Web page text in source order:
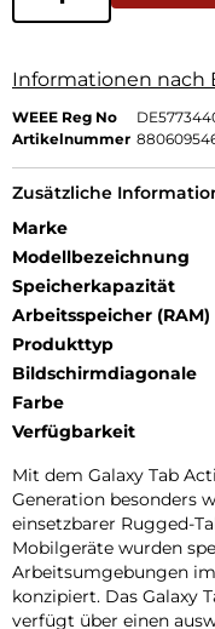
Informationen nach
WEEE Reg No
Artikelnummer
Zusätzliche
Marke
Modellbezeichnung
Speicherkapazität
Arbeitsspeicher (RAM)
Produkttyp
Bildschirmdiagonale
Farbe
Verfügbarkeit
Mit dem Galaxy Tab
Generation besonders
einsetzbarer Rugged-
Mobilgeräte wurden
Arbeitsumgebungen
konzipiert. Das Galaxy
verfügt über einen